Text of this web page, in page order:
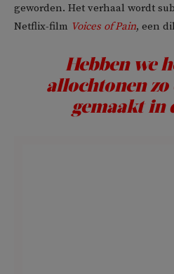
geworden. Het verhaal wordt
Netflix-film Voices of Pain, een
Hebben we
allochtonen
gemaakt in